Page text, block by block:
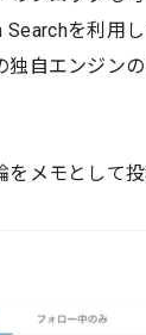
Searchを利用
独自エンジン
をメモとして